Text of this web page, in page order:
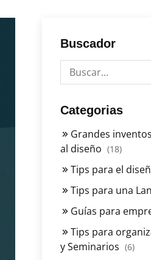
Buscador
Categorias
Grandes
al diseño (18)
Tips para el
Tips para una
Guías para
Tips para
y Seminarios (6)